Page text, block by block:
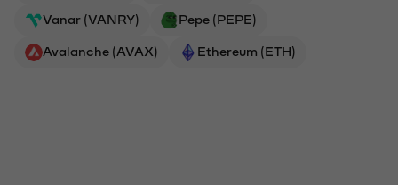
Vanar (VANRY) Pepe (PEPE)
Avalanche (AVAX) Ethereum (ETH)